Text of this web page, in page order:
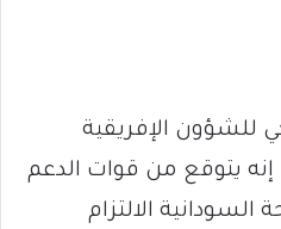
للشؤون الإفريقية
إنه يتوقع من قوات الدعم
الالتزام